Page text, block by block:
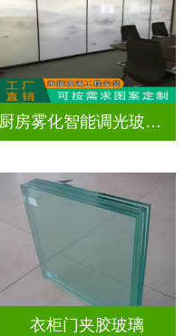
厨房雾化智能调光玻璃有用吗
衣柜门夹胶玻璃